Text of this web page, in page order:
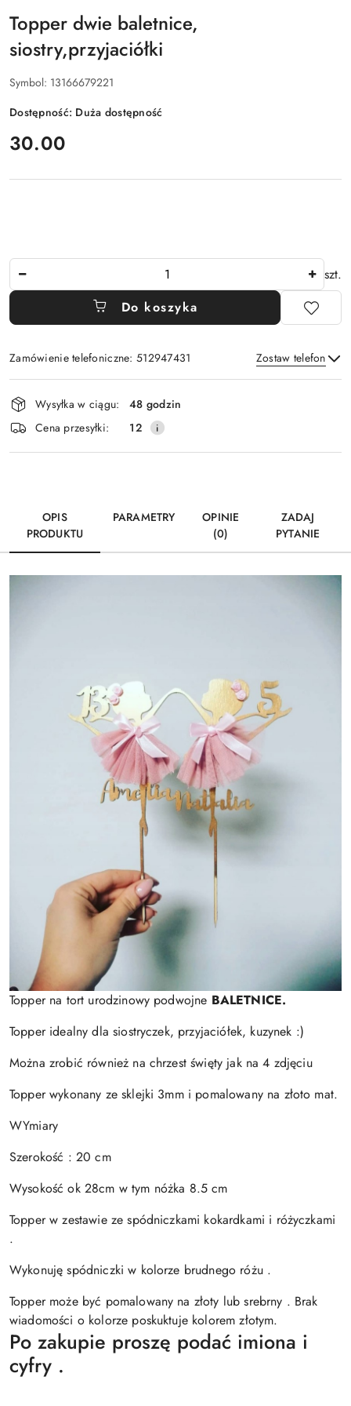
Topper dwie baletnice,
siostry,przyjaciółki
Symbol: 13166679221
Dostępność: Duża dostępność
cena:
30.00
szt.
Do koszyka
Zamówienie telefoniczne: 512947431 Zostaw telefon
Wyślij
Dostępność
i
dostawa
Wysyłka w ciągu:
48 godzin
Cena przesyłki:
12
OPIS
PRODUKTU
PARAMETRY
OPINIE
(0)
ZADAJ
PYTANIE
Topper na tort urodzinowy podwojne BALETNICE.
Topper idealny dla siostryczek, przyjaciółek, kuzynek :)
Można zrobić również na chrzest święty jak na 4 zdjęciu
Topper wykonany ze sklejki 3mm i pomalowany na złoto mat.
WYmiary
Szerokość : 20 cm
Wysokość ok 28cm w tym nóżka 8.5 cm
Topper w zestawie ze spódniczkami kokardkami i różyczkami
.
Wykonuję spódniczki w kolorze brudnego różu .
Topper może być pomalowany na złoty lub srebrny . Brak
wiadomości o kolorze poskuktuje kolorem złotym.
Po zakupie proszę podać imiona i
cyfry .